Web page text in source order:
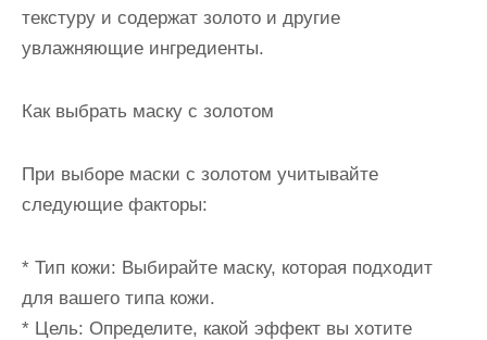
текстуру и содержат золото и другие
увлажняющие ингредиенты.
Как выбрать маску с золотом
При выборе маски с золотом учитывайте
следующие факторы:
* Тип кожи: Выбирайте маску, которая подходит
для вашего типа кожи.
* Цель: Определите, какой эффект вы хотите